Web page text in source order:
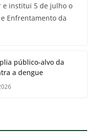
e institui 5 de julho o
Enfrentamento da
público-alvo da
a dengue